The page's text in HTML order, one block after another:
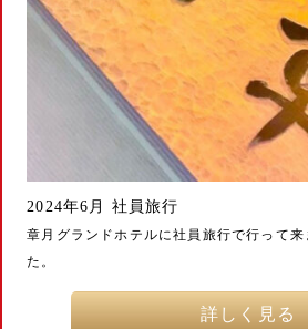
2024年6月 社員旅行
章月グランドホテルに社員旅行で行って来
た
詳しく見る